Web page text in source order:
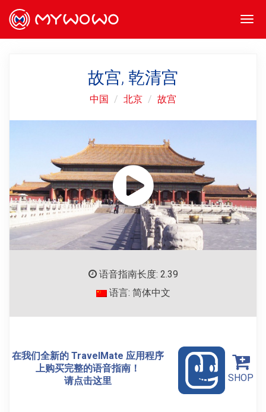
故宫, 乾清宫
中国 北京 故宫
语音指南长度: 2.39
语言: 简体中文
在我们全新的 TravelMate 应用程序
上购买完整的语音指南！
请点击这里
SHOP